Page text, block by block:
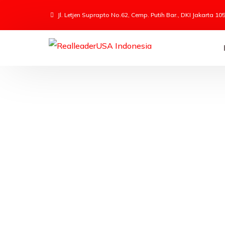
Jl. Letjen Suprapto No.62, Cemp. Putih Bar., DKI Jakarta